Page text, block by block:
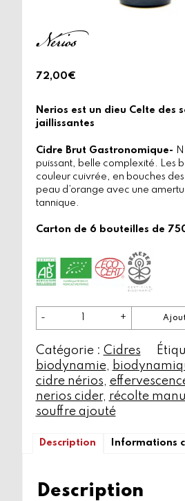
Nérios
72,00€
Nerios est un dieu Celte des
jaillissantes
Cidre Brut Gastronomique-
puissant, belle complexité. Les
couleur cuivrée, en bouches
peau d’orange avec une
tannique.
Carton de 6 bouteilles de
-
quantité
Nérios
+
Catégorie : Cidres
biodynamie,
cidre nérios,
nerios cider, récolte
souffre ajouté
Description Informations
Description